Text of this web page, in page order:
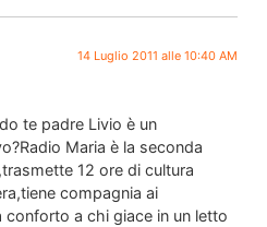
14 Luglio 2011 alle 10:40 AM
te padre Livio è un
Maria è la seconda
12 ore di cultura
compagnia ai
conforto a chi giace in un letto